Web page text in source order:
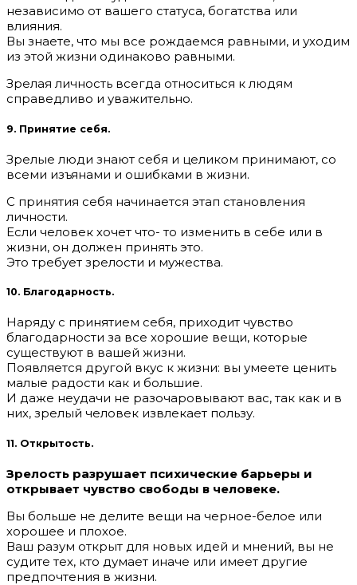
независимо от вашего статуса, богатства или
влияния.
Вы знаете, что мы все рождаемся равными, и уходим
из этой жизни одинаково равными.
Зрелая личность всегда относиться к людям
справедливо и уважительно.
9. Принятие себя.
Зрелые люди знают себя и целиком принимают, со
всеми изъянами и ошибками в жизни.
С принятия себя начинается этап становления
личности.
Если человек хочет что- то изменить в себе или в
жизни, он должен принять это.
Это требует зрелости и мужества.
10. Благодарность.
Наряду с принятием себя, приходит чувство
благодарности за все хорошие вещи, которые
существуют в вашей жизни.
Появляется другой вкус к жизни: вы умеете ценить
малые радости как и большие.
И даже неудачи не разочаровывают вас, так как и в
них, зрелый человек извлекает пользу.
11. Открытость.
Зрелость разрушает психические барьеры и
открывает чувство свободы в человеке.
Вы больше не делите вещи на черное-белое или
хорошее и плохое.
Ваш разум открыт для новых идей и мнений, вы не
судите тех, кто думает иначе или имеет другие
предпочтения в жизни.